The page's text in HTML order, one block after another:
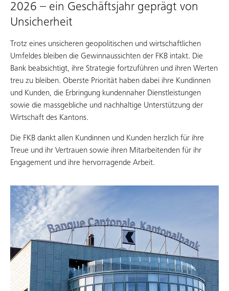
2026 – ein Geschäftsjahr geprägt von
Unsicherheit
Trotz eines unsicheren geopolitischen und wirtschaftlichen
Umfeldes bleiben die Gewinnaussichten der FKB intakt. Die
Bank beabsichtigt, ihre Strategie fortzuführen und ihren Werten
treu zu bleiben. Oberste Priorität haben dabei ihre Kundinnen
und Kunden, die Erbringung kundennaher Dienstleistungen
sowie die massgebliche und nachhaltige Unterstützung der
Wirtschaft des Kantons.
Die FKB dankt allen Kundinnen und Kunden herzlich für ihre
Treue und ihr Vertrauen sowie ihren Mitarbeitenden für ihr
Engagement und ihre hervorragende Arbeit.